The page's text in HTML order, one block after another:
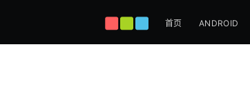
首页 ANDROID